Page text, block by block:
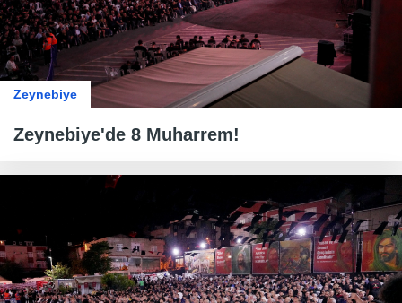
Zeynebiye
Zeynebiye'de 8 Muharrem!